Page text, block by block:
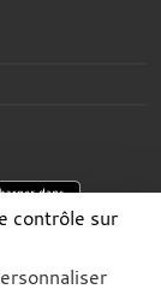
CONNEXION
contrôle sur